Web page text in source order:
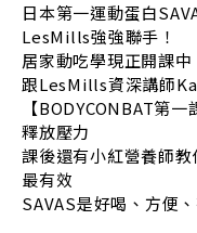
日本第一運動蛋白
LesMills強強聯手！
居家動吃學現正開課中
跟LesMills資深講師
【BODYCONBAT第
釋放壓力
課後還有小紅營養師
最有效
SAVAS是好喝、方便